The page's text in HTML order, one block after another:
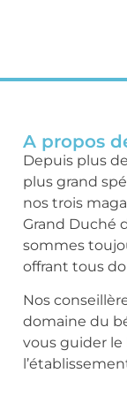
A propos
Depuis plus
plus grand
nos trois
Grand Duché
sommes
offrant tous
Nos
domaine du
vous guider le